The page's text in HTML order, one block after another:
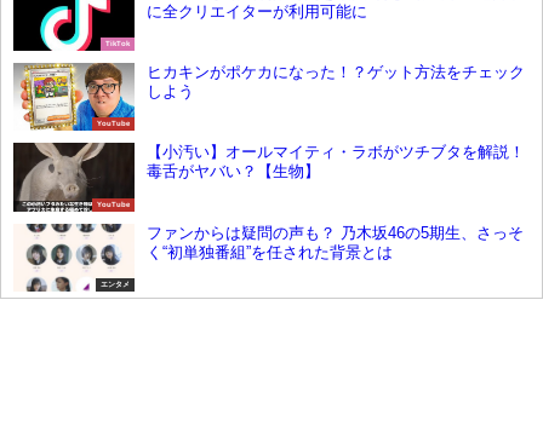
TikTok
に全クリエイターが利用可能に
YouTube
ヒカキンがポケカになった！？ゲット方法をチェック
しよう
YouTube
【小汚い】オールマイティ・ラボがツチブタを解説！
毒舌がヤバい？【生物】
エンタメ
ファンからは疑問の声も？ 乃木坂46の5期生、さっそ
く“初単独番組”を任された背景とは